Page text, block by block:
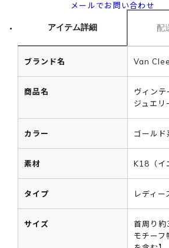
メールでお問い合わせ
アイテム詳細 配
ブランド名 Van
商品名
ヴィン
ジュエリ
カラー ゴール
素材 K18（イ
タイプ レディー
サイズ
首周り
モチー